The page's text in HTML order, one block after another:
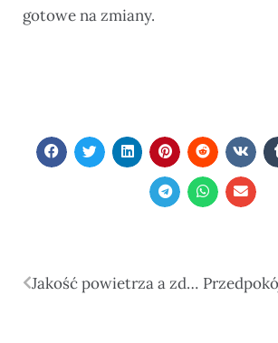
gotowe na zmiany.
Jakość powietrza a zdrowie, koncentracja i codzienna energia